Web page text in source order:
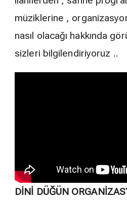
müziklerine ,
nasıl olacağı hakkında
sizleri bilgilendiriyoruz ..
DİNİ DÜĞÜN